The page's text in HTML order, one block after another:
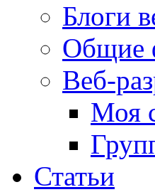
Блоги
Общие
Веб-
Моя
Статьи